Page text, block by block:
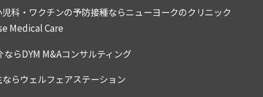
科・ワクチンの予防接種ならニューヨークのクリニック
Medical Care
ならDYM M&Aコンサルティング
らウェルフェアステーション